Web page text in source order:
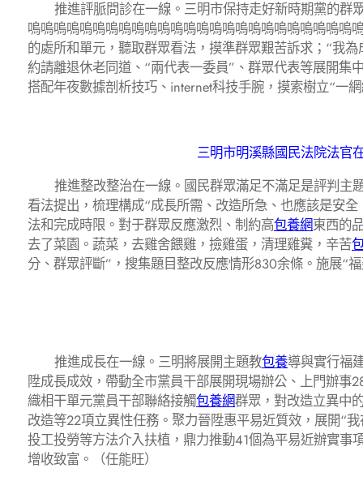
推進評脈問診在一線。三明市保持走好新時期黨的群
嗚嗚嗚嗚嗚嗚嗚嗚嗚嗚嗚嗚嗚嗚嗚嗚嗚嗚嗚嗚嗚嗚嗚嗚嗚
的處所和單元，聽取群眾看法，摸準群眾艱苦訴求；“我
約請離退休老同道、“兩代表一委員”、群眾代表等展開集
搭配年夜數據剖析技巧、internet科技手腕，摸索樹立“一
三明市明溪縣國民法院法官
推進整改整治在一線。國民群眾滿足不滿足是評判
看法提出，梳理構成“成長所需、改造所急、也應該是安
法和完成時限。對于群眾反應激烈、制約高包養網東西的
去了菜園。蔬菜，去雞舍餵雞，撿雞蛋，清理雞糞，辛苦
分、群眾評斷”，搜集題目整改反應情形830余條。施展“
推進成長在一線。三明將展開主題教包養導與實行福
陞成長成效，帶動全市黨員干部展開現場辦公、上門辦
織相干單元黨員干部聯絡接觸包養網群眾，對改造立異中
改造等22項立異性任務。聚力晉陞惠平易近質效，展開“
投工投勞等方法介入扶植，鼎力推動41個為平易近辦實
增收致富。（任能旺）